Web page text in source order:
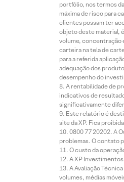
portfólio, nos termos
máxima de risco para
clientes possam ter
objeto deste material,
volume, concentração
carteira na tela de
para a referida
adequação dos
desempenho do
A rentabilidade de
indicativos de
significativamente
Este relatório é
site da XP. Fica
0800 77 20202. A
problemas. O contato
O custo da
A XP
A Avaliação
volumes, médias